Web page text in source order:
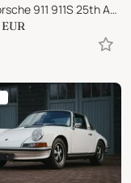
1975 Porsche 911 911S 25th Anniversary Edition
EUR